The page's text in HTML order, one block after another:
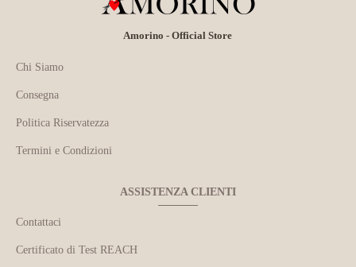
Amorino - Official Store
Chi Siamo
Consegna
Politica Riservatezza
Termini e Condizioni
ASSISTENZA CLIENTI
Contattaci
Certificato di Test REACH